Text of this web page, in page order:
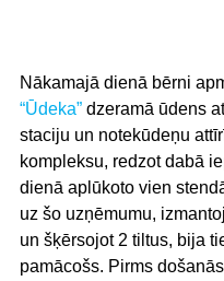
Nākamajā dienā bērni
“Ūdeka” dzeramā ūdens
staciju un notekūdeņu
kompleksu, redzot dabā
dienā aplūkoto vien
uz šo uzņēmumu,
un šķērsojot 2 tiltus, bija
pamācošs. Pirms